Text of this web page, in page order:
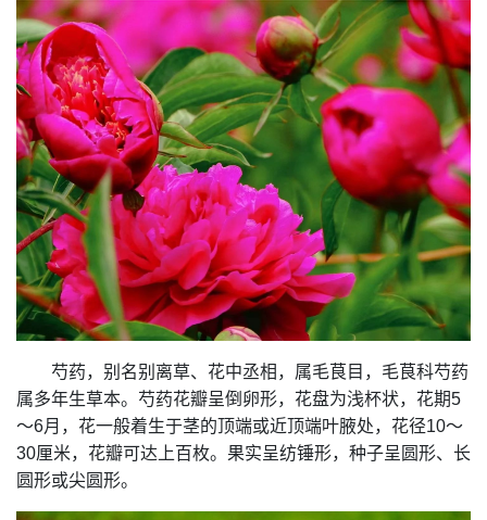
芍药，别名别离草、花中丞相，属毛茛目，毛茛科芍药
属多年生草本。芍药花瓣呈倒卵形，花盘为浅杯状，花期5
～6月，花一般着生于茎的顶端或近顶端叶腋处，花径10～
30厘米，花瓣可达上百枚。果实呈纺锤形，种子呈圆形、长
圆形或尖圆形。